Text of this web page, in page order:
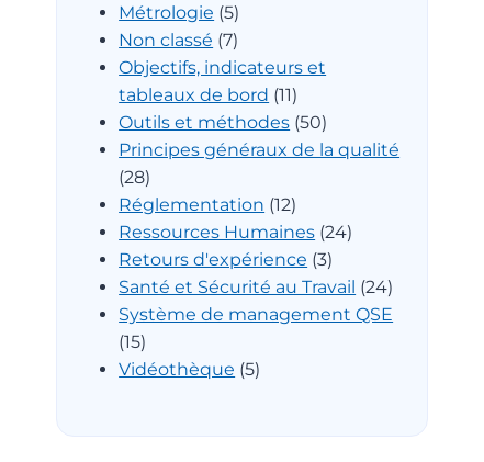
Métrologie (5)
Non classé (7)
Objectifs, indicateurs et
tableaux de bord (11)
Outils et méthodes (50)
Principes généraux de la qualité
(28)
Réglementation (12)
Ressources Humaines (24)
Retours d'expérience (3)
Santé et Sécurité au Travail (24)
Système de management QSE
(15)
Vidéothèque (5)